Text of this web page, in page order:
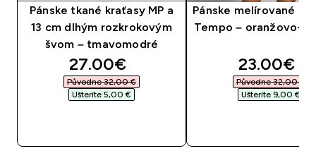
Pánske tkané kraťasy MP a
13 cm dlhým rozkrokovým
švom – tmavomodré
discounted price
27.00€‎
Původne 32,00 €‎
Ušteríte 5,00 €‎
Pánske melírované
Tempo – oranžovo-
23.00€‎
Původne 32,00 €‎
Ušteríte 9,00 €‎